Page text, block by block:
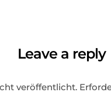
Leave a reply
veröffentlicht.